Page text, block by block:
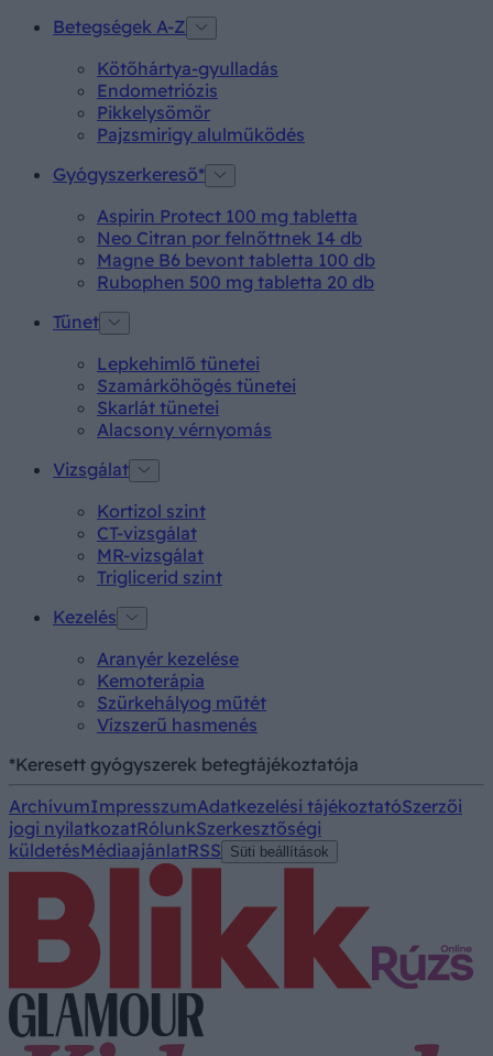
Betegségek A-Z
Kötőhártya-gyulladás
Endometriózis
Pikkelysömör
Pajzsmirigy alulműködés
Gyógyszerkereső*
Aspirin Protect 100 mg tabletta
Neo Citran por felnőttnek 14 db
Magne B6 bevont tabletta 100 db
Rubophen 500 mg tabletta 20 db
Tünet
Lepkehimlő tünetei
Szamárköhögés tünetei
Skarlát tünetei
Alacsony vérnyomás
Vizsgálat
Kortizol szint
CT-vizsgálat
MR-vizsgálat
Triglicerid szint
Kezelés
Aranyér kezelése
Kemoterápia
Szürkehályog műtét
Vízszerű hasmenés
*Keresett gyógyszerek betegtájékoztatója
ArchívumImpresszumAdatkezelési tájékoztatóSzerzői
jogi nyilatkozatRólunkSzerkesztőségi
küldetésMédiaajánlatRSS Süti beállítások